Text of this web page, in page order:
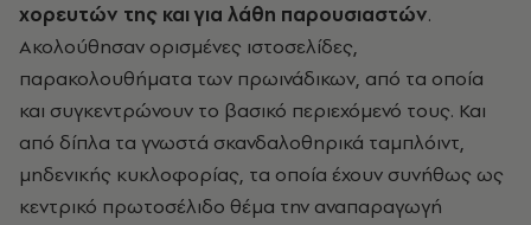
χορευτών της και για λάθη παρουσιαστών.
Ακολούθησαν ορισμένες ιστοσελίδες,
παρακολουθήματα των πρωινάδικων, από τα οποία
και συγκεντρώνουν το βασικό περιεχόμενό τους. Και
από δίπλα τα γνωστά σκανδαλοθηρικά ταμπλόιντ,
μηδενικής κυκλοφορίας, τα οποία έχουν συνήθως ως
κεντρικό πρωτοσέλιδο θέμα την αναπαραγωγή